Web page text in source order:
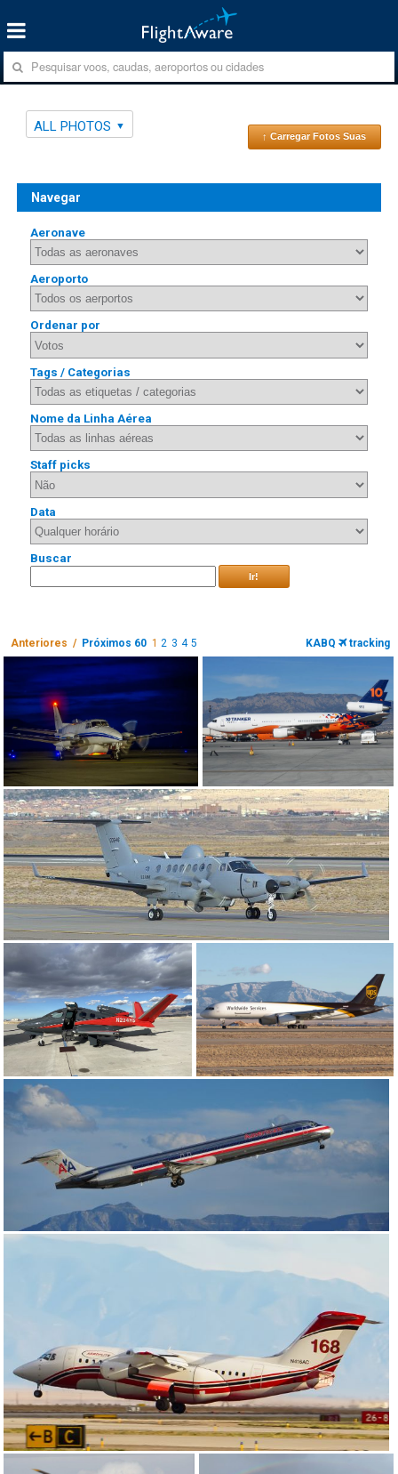
ALL PHOTOS
↑ Carregar Fotos Suas
Navegar
Aeronave
Aeroporto
Ordenar por
Tags / Categorias
Nome da Linha Aérea
Staff picks
Data
Buscar
Ir!
Anteriores / Próximos 60 1 2 3 4 5 KABQ tracking